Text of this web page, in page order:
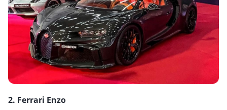
2. Ferrari Enzo